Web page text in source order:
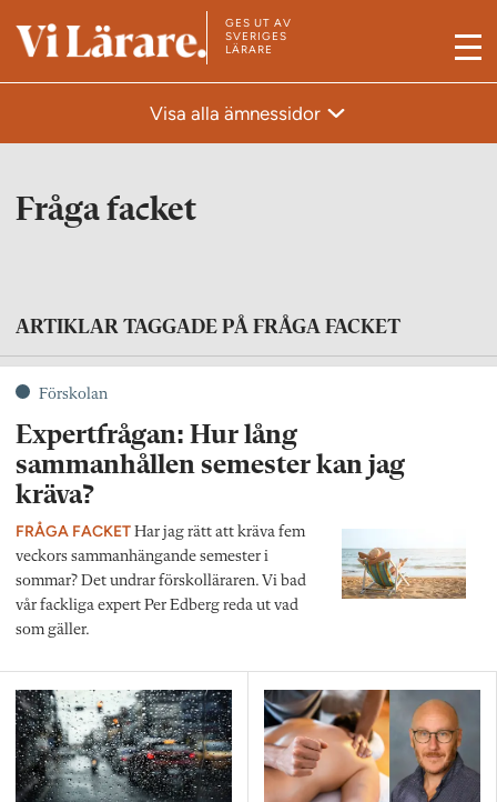
T
a
n
GES UT AV
SVERIGES
LÄRARE
M
Visa alla ämnessidor
Fråga facket
ARTIKLAR TAGGADE PÅ FRÅGA FACKET
Förskolan
Expertfrågan: Hur lång
sammanhållen semester kan jag
kräva?
FRÅGA FACKET Har jag rätt att kräva fem
veckors sammanhängande semester i
sommar? Det undrar förskolläraren. Vi bad
vår fackliga expert Per Edberg reda ut vad
som gäller.